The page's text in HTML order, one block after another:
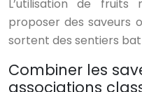
L’utilisation de
proposer des saveurs
sortent des sentiers
Combiner les
associations